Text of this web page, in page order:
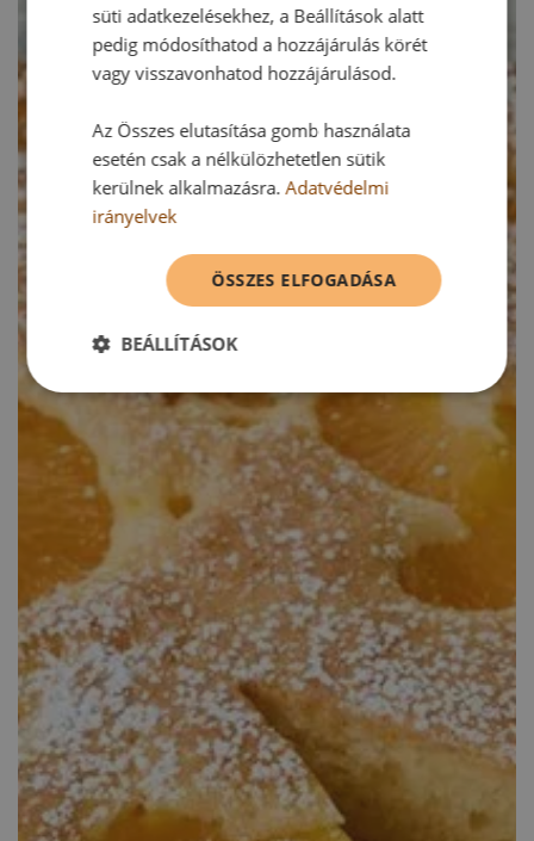
süti adatkezelésekhez, a Beállítások alatt
pedig módosíthatod a hozzájárulás körét
vagy visszavonhatod hozzájárulásod.
Az Összes elutasítása gomb használata
esetén csak a nélkülözhetetlen sütik
kerülnek alkalmazásra.Adatvédelmi
irányelvek
ÖSSZES ELFOGADÁSA
BEÁLLÍTÁSOK